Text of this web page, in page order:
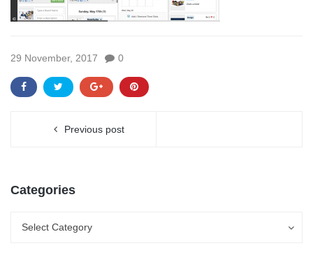
29 November, 2017 0
Previous post
Categories
Select Category